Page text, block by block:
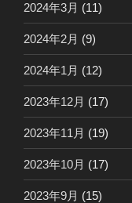
2024年3月 (11)
2024年2月 (9)
2024年1月 (12)
2023年12月 (17)
2023年11月 (19)
2023年10月 (17)
2023年9月 (15)